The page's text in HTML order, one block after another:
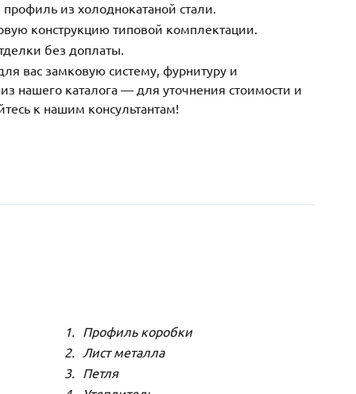
из холоднокатаной стали.
конструкцию типовой комплектации.
без доплаты.
вас замковую систему, фурнитуру и
нашего каталога — для уточнения стоимости и
к нашим консультантам!
Профиль коробки
Лист металла
Петля